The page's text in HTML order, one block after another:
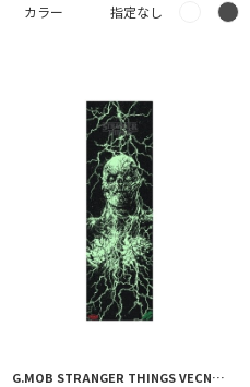
カラー 指定なし
G.MOB STRANGER THINGS VECNA GITD 10INCH